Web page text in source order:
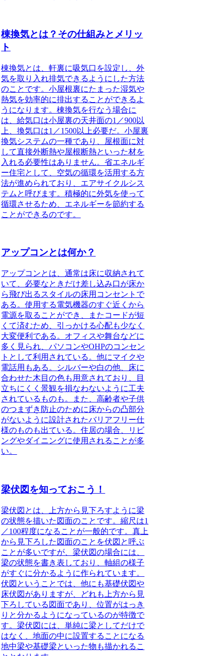
棟換気とは？その仕組みとメリッ
ト
棟換気とは、軒裏に吸気口を設定し、外
気を取り入れ排気できるようにした方法
のこと です。小屋根裏にたまった湿気や
熱気を効率的に排出することができるよ
うになります。棟換気を行なう場合に
は、給気口は小屋裏の天井面の1／900以
上、換気口は1／1500以上必要だ。小屋裏
換気システムの一種であり、屋根面に対
して直接外断熱や屋根断熱といった材を
入れる必要性はありません。省エネルギ
ー住宅として、空気の循環を活用する方
法が進められており、エアサイクルシス
テムと呼びます。積極的に外気を使って
循環させるため、エネルギーを節約する
ことができるのです。
アップコンとは何か？
アップコンとは 、通常は床に収納されて
いて、必要なときだけ差し込み口が床か
ら飛び出るスタイルの床用コンセントで
ある。使用する電気機器のすぐ近くから
電源を取ることができ、またコードが短
くて済むため、引っかける心配も少なく
大変便利である。オフィスや舞台などに
多く見られ、パソコンやOHPのコンセン
トとして利用されている。他にマイクや
電話用もある。シルバーや白の他、床に
合わせた木目の色も用意されており、目
立ちにくく景観を損なわないように工夫
されているものも。また、高齢者や子供
のつまずき防止のために床からの凸部分
がないように設計されたバリアフリー仕
様のものも出ている。住居の場合、リビ
ングやダイニングに使用されることが多
い。
梁伏図を知っておこう！
梁伏図とは、上方から見下ろすように梁
の状態を描いた図面のこと です。縮尺は1
／100程度になることが一般的です。真上
から見下ろした図面のことを伏図と呼ぶ
ことが多いですが、梁伏図の場合には、
梁の状態を書き表しており、軸組の様子
がすぐに分かるように作られています。
伏図ということでは、他にも基礎伏図や
床伏図がありますが、どれも上方から見
下ろしている図面であり、位置がはっき
りと分かるようになっているのが特徴で
す。梁伏図には、単純に梁としてだけで
はなく、地面の中に設置することになる
地中梁や基礎梁といった物も描かれるこ